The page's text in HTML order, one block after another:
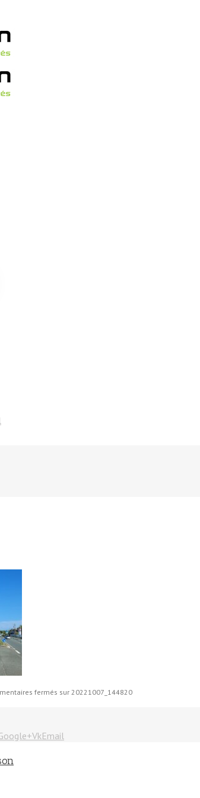
fermés sur 20221007_144820
VkEmail